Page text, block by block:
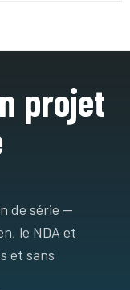
projet
de série —
le NDA et
et sans